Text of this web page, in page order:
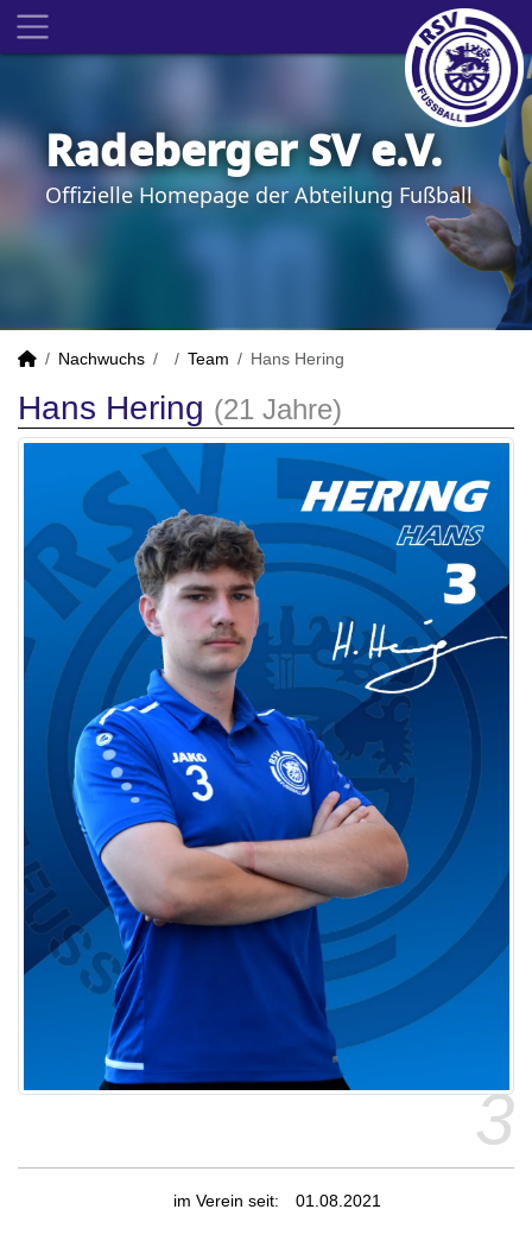
Radeberger SV e.V.
Offizielle Homepage der Abteilung Fußball
Nachwuchs Team Hans Hering
Hans Hering (21 Jahre)
3
im Verein seit: 01.08.2021